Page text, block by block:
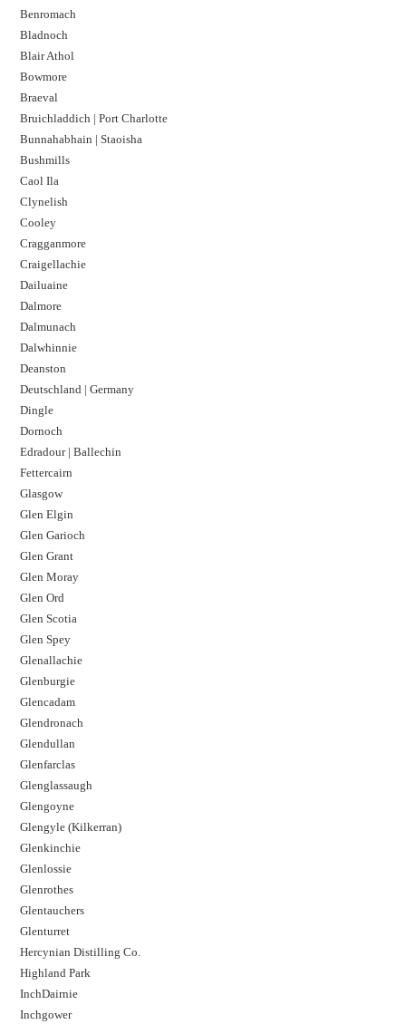
Benromach
Bladnoch
Blair Athol
Bowmore
Braeval
Bruichladdich | Port Charlotte
Bunnahabhain | Staoisha
Bushmills
Caol Ila
Clynelish
Cooley
Cragganmore
Craigellachie
Dailuaine
Dalmore​
Dalmunach
Dalwhinnie
Deanston
Deutschland | Germany
Dingle
Dornoch
Edradour | Ballechin
Fettercairn
Glasgow
Glen Elgin
Glen Garioch
Glen Grant
Glen Moray
Glen Ord
Glen Scotia
Glen Spey
Glenallachie
Glenburgie
Glencadam
Glendronach
Glendullan
Glenfarclas
Glenglassaugh
Glengoyne
Glengyle (Kilkerran)
Glenkinchie
Glenlossie
Glenrothes
Glentauchers
Glenturret
Hercynian Distilling Co.
Highland Park
InchDairnie
Inchgower